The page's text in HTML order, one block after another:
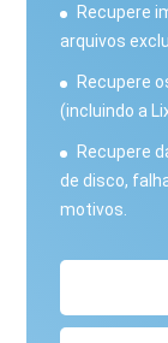
Recupere
arquivos
Recupere
(incluindo a
Recupere
de disco,
motivos.